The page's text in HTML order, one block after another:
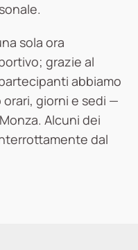
sola ora
grazie al
abbiamo
giorni e sedi —
Alcuni dei
dal